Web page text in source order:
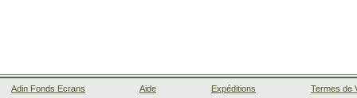
Adin Fonds Ecrans Aide Expéditions Termes de